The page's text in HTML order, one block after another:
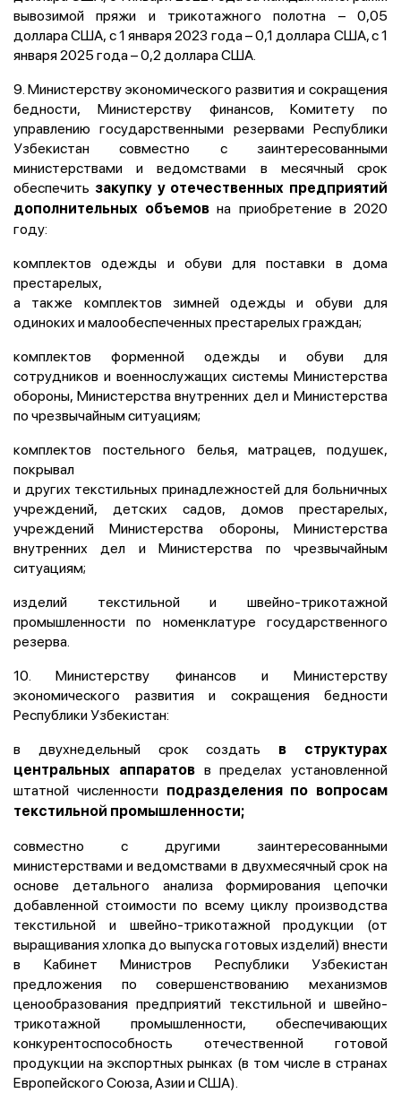
вывозимой пряжи и трикотажного полотна – 0,05
доллара США, с 1 января 2023 года – 0,1 доллара США, с 1
января 2025 года – 0,2 доллара США.
9. Министерству экономического развития и сокращения
бедности, Министерству финансов, Комитету по
управлению государственными резервами Республики
Узбекистан совместно с заинтересованными
министерствами и ведомствами в месячный срок
обеспечить закупку у отечественных предприятий
дополнительных объемовна приобретение в 2020
году:
комплектов одежды и обуви для поставки в дома
престарелых,
а также комплектов зимней одежды и обуви для
одиноких и малообеспеченных престарелых граждан;
комплектов форменной одежды и обуви для
сотрудников и военнослужащих системы Министерства
обороны, Министерства внутренних дел и Министерства
по чрезвычайным ситуациям;
комплектов постельного белья, матрацев, подушек,
покрывал
и других текстильных принадлежностей для больничных
учреждений, детских садов, домов престарелых,
учреждений Министерства обороны, Министерства
внутренних дел и Министерства по чрезвычайным
ситуациям;
изделий текстильной и швейно-трикотажной
промышленности по номенклатуре государственного
резерва.
10. Министерству финансов и Министерству
экономического развития и сокращения бедности
Республики Узбекистан:
в двухнедельный срок создать
в структурах
центральных аппаратовв пределах установленной
штатной численности подразделения по вопросам
текстильной промышленности;
совместно с другими заинтересованными
министерствами и ведомствами в двухмесячный срок на
основе детального анализа формирования цепочки
добавленной стоимости по всему циклу производства
текстильной и швейно-трикотажной продукции (от
выращивания хлопка до выпуска готовых изделий) внести
в Кабинет Министров Республики Узбекистан
предложения по совершенствованию механизмов
ценообразования предприятий текстильной и швейно-
трикотажной промышленности, обеспечивающих
конкурентоспособность отечественной готовой
продукции на экспортных рынках (в том числе в странах
Европейского Союза, Азии и США).